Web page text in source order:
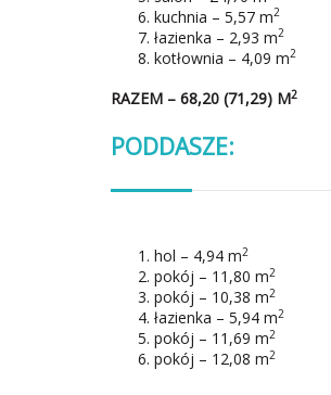
kuchnia – 5,57 m2
łazienka – 2,93 m2
kotłownia – 4,09 m2
RAZEM – 68,20 (71,29) M2
PODDASZE:
hol – 4,94 m2
pokój – 11,80 m2
pokój – 10,38 m2
łazienka – 5,94 m2
pokój – 11,69 m2
pokój – 12,08 m2